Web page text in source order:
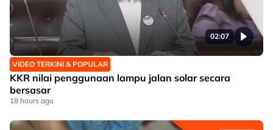
02:07
VIDEO TERKINI & POPULAR
KKR nilai penggunaan lampu jalan solar secara
bersasar
18 hours ago